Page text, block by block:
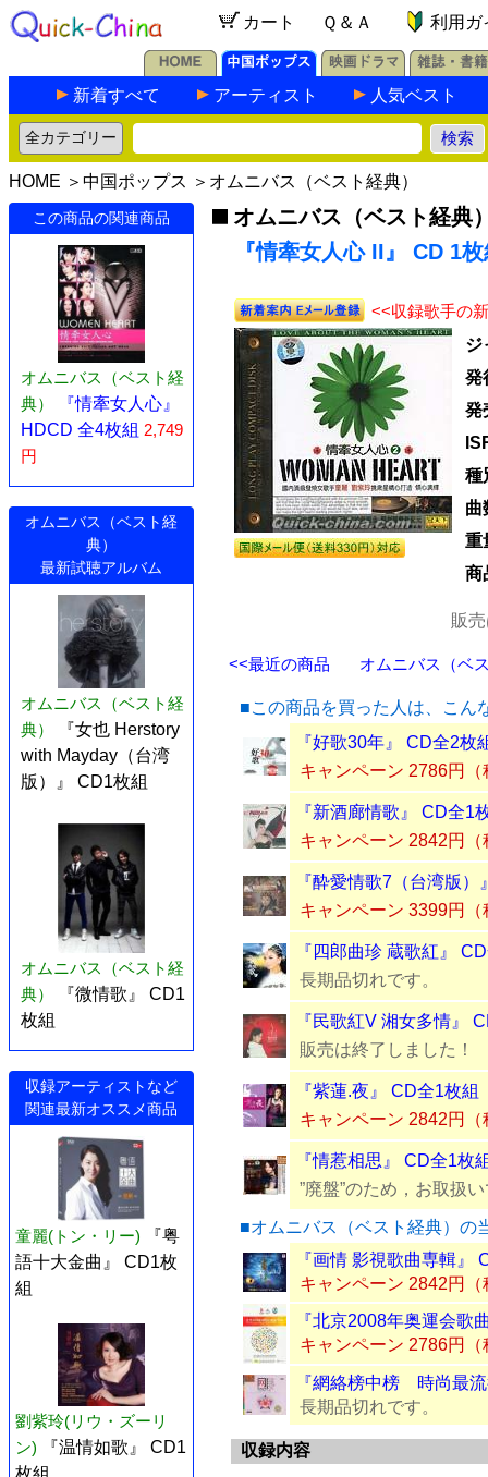
カート Ｑ＆Ａ 利用ガ
新着すべて アーティスト 人気ベスト
HOME ＞ 中国ポップス ＞ オムニバス（ベスト経典）
この商品の関連商品
オムニバス（ベスト経
典）
『情牽女人心』
HDCD 全4枚組 2,749
円
オムニバス（ベスト経
典）
最新試聴アルバム
オムニバス（ベスト経
典）
『女也 Herstory
with Mayday（台湾
版）』 CD1枚組
オムニバス（ベスト経
典）
『微情歌』 CD1
枚組
収録アーティストなど
関連最新オススメ商品
童麗(トン・リー)
『粤
語十大金曲』 CD1枚
組
劉紫玲(リウ・ズーリ
ン)
『温情如歌』 CD1
枚組
オムニバス（ベスト経典
『情牽女人心 II』 CD 1
<<収録歌手の
ジ
発
発
種
曲
重
商
販
<<最近の商品 オムニバス（ベ
■この商品を買った人は、こん
『好歌30年』 CD全2枚
キャンペーン 2786円（
『新酒廊情歌』 CD全1
キャンペーン 2842円（
『酔愛情歌7（台湾版
キャンペーン 3399円（
『四郎曲珍 蔵歌紅』
長期品切れです。
『民歌紅V 湘女多情』
販売は終了しました！
『紫蓮.夜』 CD全1枚組
キャンペーン 2842円（
『情惹相思』 CD全1枚
”廃盤”のため，お取扱
■オムニバス（ベスト経典）の
『画情 影視歌曲専輯』
キャンペーン 2842円（
『北京2008年奥運会歌
キャンペーン 2786円（
『網絡榜中榜 時尚最
長期品切れです。
収録内容